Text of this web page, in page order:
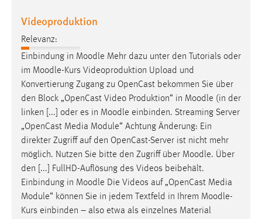
Videoproduktion
Relevanz:
Einbindung in Moodle Mehr dazu unter den Tutorials oder
im Moodle-Kurs Videoproduktion Upload und
Konvertierung Zugang zu OpenCast bekommen Sie über
den Block „OpenCast Video Produktion“ in Moodle (in der
linken [...] oder es in Moodle einbinden. Streaming Server
„OpenCast Media Module“ Achtung Änderung: Ein
direkter Zugriff auf den OpenCast-Server ist nicht mehr
möglich. Nutzen Sie bitte den Zugriff über Moodle. Über
den [...] FullHD-Auflösung des Videos beibehält.
Einbindung in Moodle Die Videos auf „OpenCast Media
Module“ können Sie in jedem Textfeld in Ihrem Moodle-
Kurs einbinden – also etwa als einzelnes Material